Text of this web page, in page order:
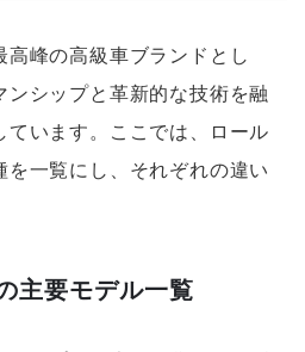
高峰の高級車ブランドとし
シップと革新的な技術を融
います。ここでは、ロール
一覧にし、それぞれの違い
主要モデル一覧